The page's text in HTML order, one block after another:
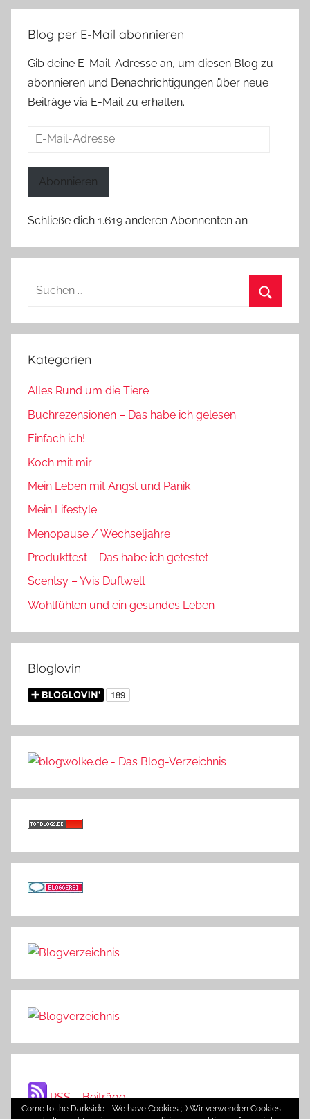
Blog per E-Mail abonnieren
Gib deine E-Mail-Adresse an, um diesen Blog zu
abonnieren und Benachrichtigungen über neue
Beiträge via E-Mail zu erhalten.
E-
Abonnieren
Schließe dich 1.619 anderen Abonnenten an
Suchen
Kategorien
Alles Rund um die Tiere
Buchrezensionen – Das habe ich gelesen
Einfach ich!
Koch mit mir
Mein Leben mit Angst und Panik
Mein Lifestyle
Menopause / Wechseljahre
Produkttest – Das habe ich getestet
Scentsy – Yvis Duftwelt
Wohlfühlen und ein gesundes Leben
Bloglovin
RSS – Beiträge
Come to the Darkside - We have Cookies ;-) Wir verwenden Cookies,